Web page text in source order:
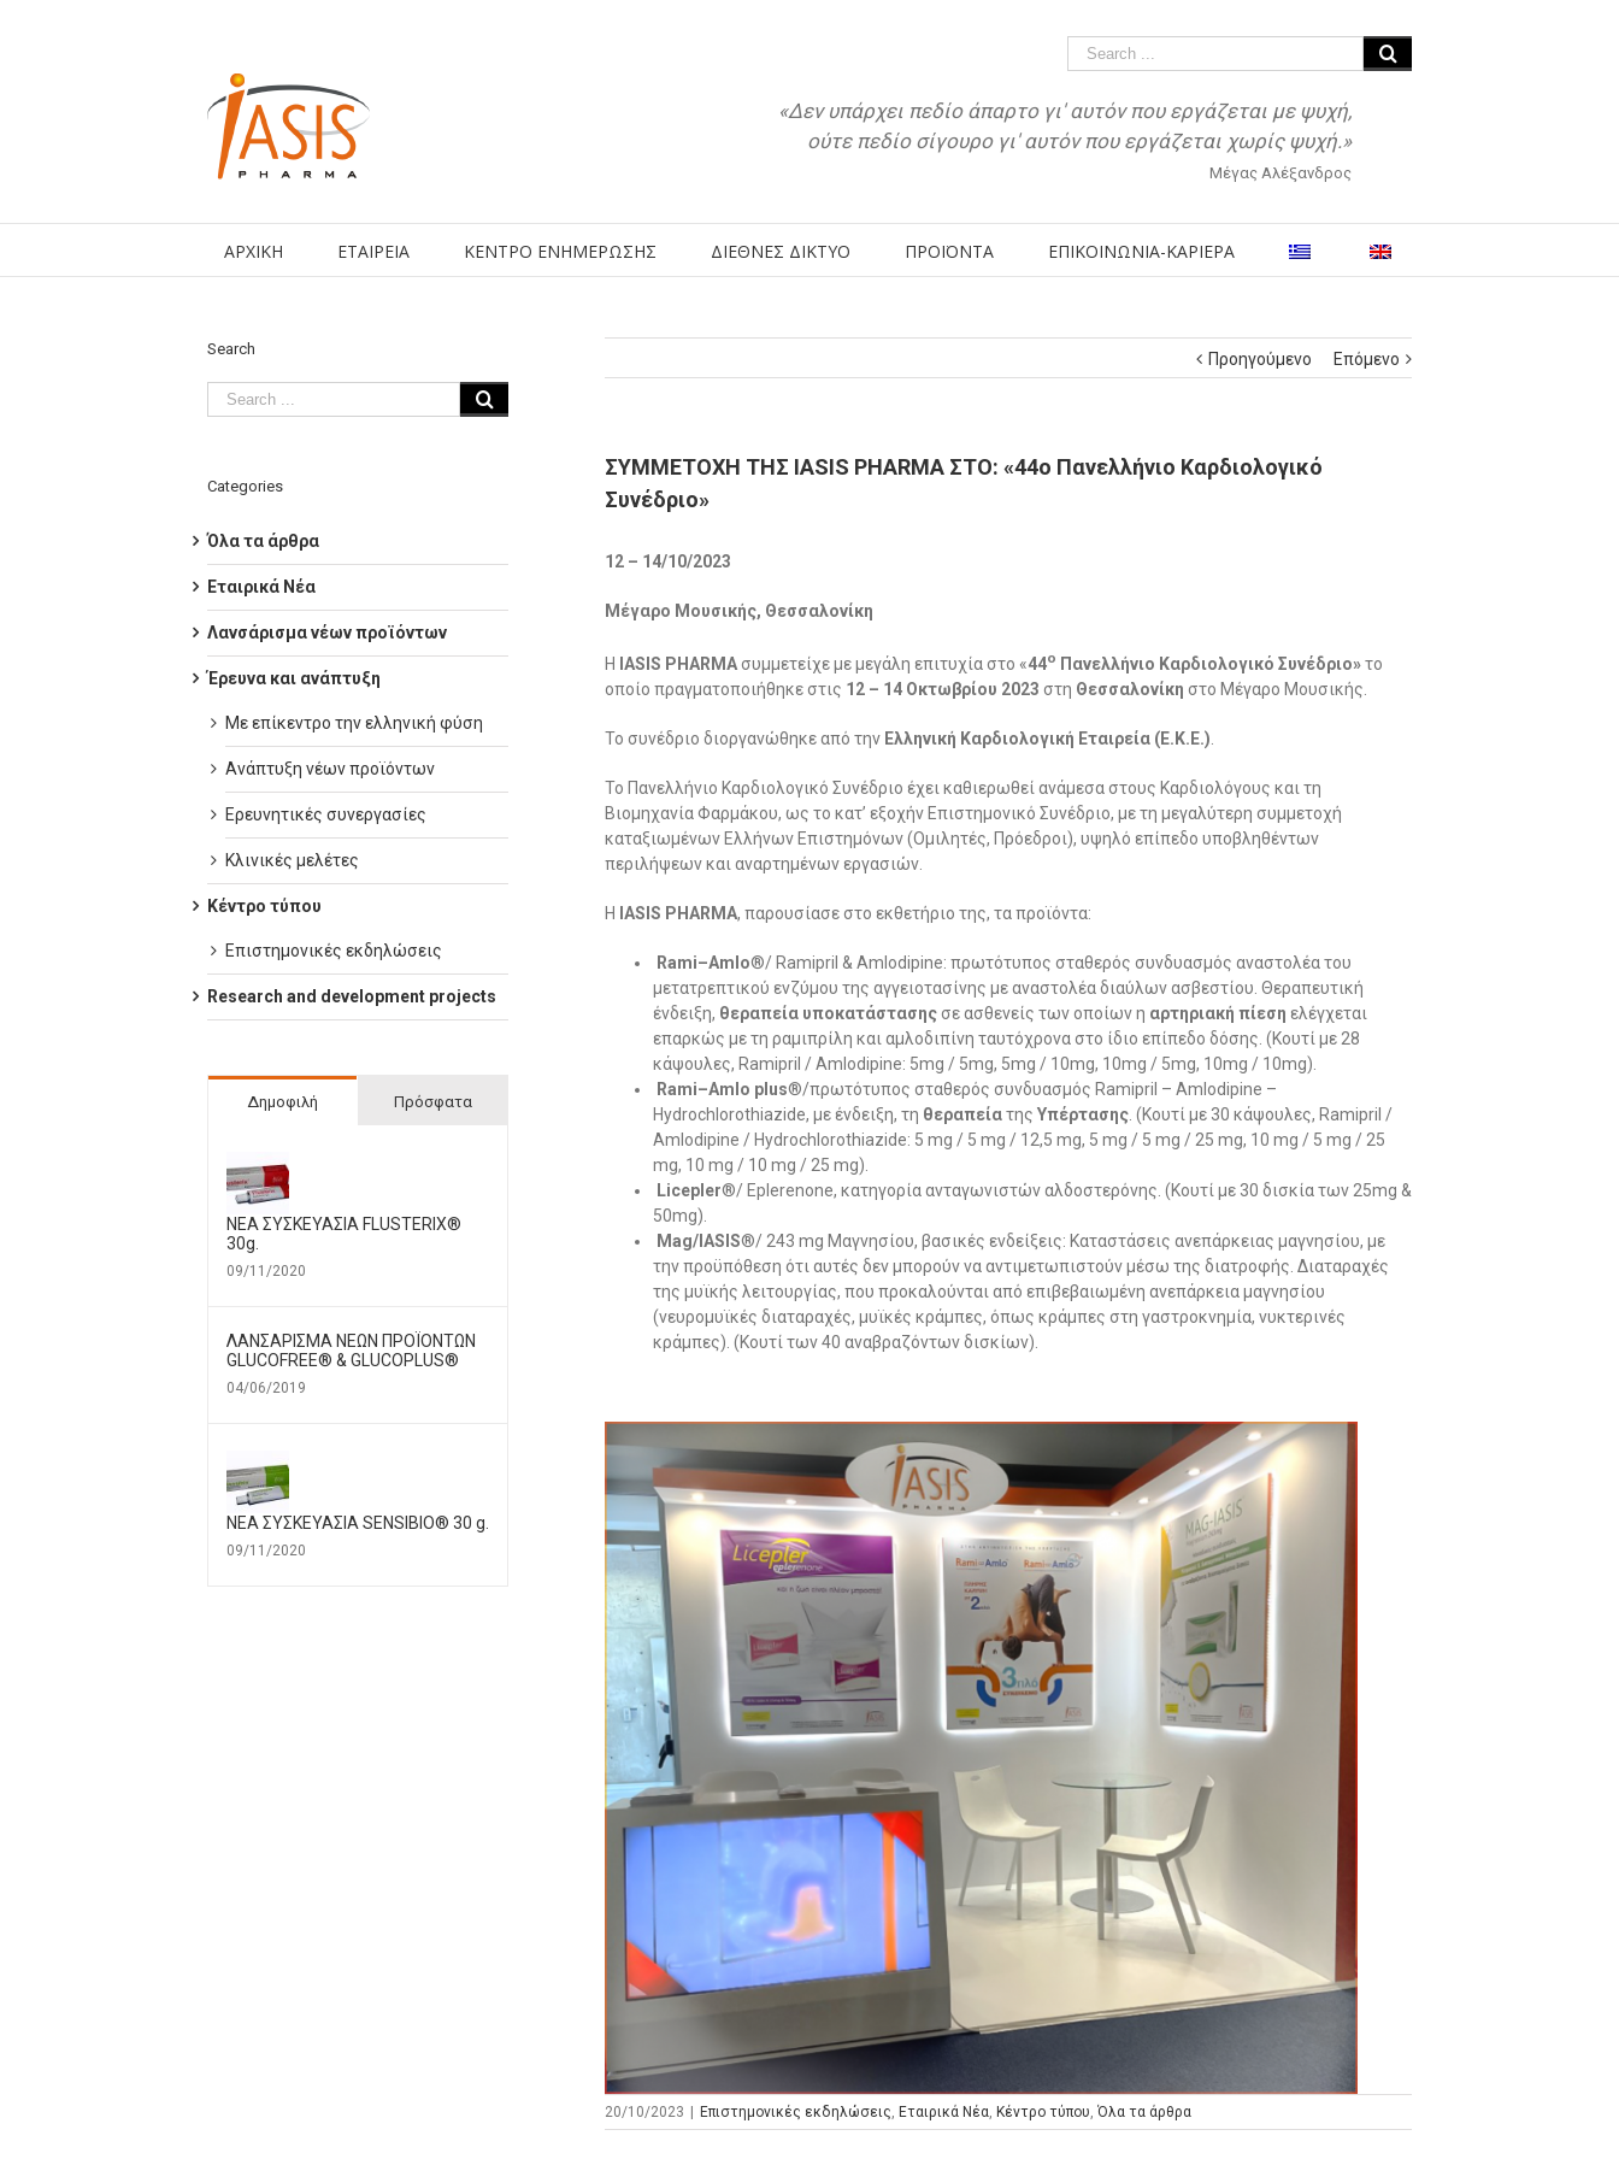
«Δεν υπάρχει πεδίο άπαρτο γι' αυτόν που εργάζεται με ψυχή,
ούτε πεδίο σίγουρο γι' αυτόν που εργάζεται χωρίς ψυχή.»
Μέγας Αλέξανδρος
ΑΡΧΙΚΗ ΕΤΑΙΡΕΙΑ ΚΕΝΤΡΟ ΕΝΗΜΕΡΩΣΗΣ ΔΙΕΘΝΕΣ ΔΙΚΤΥΟ ΠΡΟΪΟΝΤΑ ΕΠΙΚΟΙΝΩΝΙΑ-ΚΑΡΙΕΡΑ
Προηγούμενο Επόμενο
ΣΥΜΜΕΤΟΧΗ THΣ IΑSIS PHARMA ΣΤΟ: «44ο Πανελλήνιο Καρδιολογικό
Συνέδριο»
12 – 14/10/2023
Μέγαρο Μουσικής, Θεσσαλονίκη
Η ΙΑSIS PHARMA συμμετείχε με μεγάλη επιτυχία στο «44ο Πανελλήνιο Καρδιολογικό Συνέδριο»το
οποίο πραγματοποιήθηκε στις 12 – 14 Οκτωβρίου 2023 στη Θεσσαλονίκη στο Μέγαρο Μουσικής.
Το συνέδριο διοργανώθηκε από την Ελληνική Καρδιολογική Εταιρεία (Ε.Κ.Ε.)
Το Πανελλήνιο Καρδιολογικό Συνέδριο έχει καθιερωθεί ανάμεσα στους Καρδιολόγους και τη
Βιομηχανία Φαρμάκου, ως το κατ’ εξοχήν Επιστημονικό Συνέδριο, με τη μεγαλύτερη συμμετοχή
καταξιωμένων Ελλήνων Επιστημόνων (Ομιλητές, Πρόεδροι), υψηλό επίπεδο υποβληθέντων
περιλήψεων και αναρτημένων εργασιών.
Η ΙΑSIS PHARMA, παρουσίασε στο εκθετήριο της, τα προϊόντα:
Rami–Amlo®/ Ramipril & Amlodipine: πρωτότυπος σταθερός συνδυασμός αναστολέα του
μετατρεπτικού ενζύμου της αγγειοτασίνης με αναστολέα διαύλων ασβεστίου. Θεραπευτική
ένδειξη, θεραπεία υποκατάστασης σε ασθενείς των οποίων η αρτηριακή πίεση ελέγχεται
επαρκώς με τη ραμιπρίλη και αμλοδιπίνη ταυτόχρονα στο ίδιο επίπεδο δόσης. (Κουτί με 28
κάψουλες, Ramipril / Amlodipine: 5mg / 5mg, 5mg / 10mg, 10mg / 5mg, 10mg / 10mg).
Rami–Amlo plus®/πρωτότυπος σταθερός συνδυασμός Ramipril – Amlodipine –
Hydrochlorothiazide, με ένδειξη, τη θεραπείατης Υπέρτασης . (Κουτί με 30 κάψουλες, Ramipril /
Amlodipine / Hydrochlorothiazide: 5 mg / 5 mg / 12,5 mg, 5 mg / 5 mg / 25 mg, 10 mg / 5 mg / 25
mg, 10 mg / 10 mg / 25 mg).
Licepler®/ Eplerenone, κατηγορία ανταγωνιστών αλδοστερόνης. (Κουτί με 30 δισκία των 25mg &
50mg).
Mag/ IASIS®/ 243 mg Μαγνησίου, βασικές ενδείξεις: Καταστάσεις ανεπάρκειας μαγνησίου, με
την προϋπόθεση ότι αυτές δεν μπορούν να αντιμετωπιστούν μέσω της διατροφής. Διαταραχές
της μυϊκής λειτουργίας, που προκαλούνται από επιβεβαιωμένη ανεπάρκεια μαγνησίου
(νευρομυϊκές διαταραχές, μυϊκές κράμπες, όπως κράμπες στη γαστροκνημία, νυκτερινές
κράμπες). (Κουτί των 40 αναβραζόντων δισκίων).
20/10/2023 Επιστημονικές εκδηλώσεις, Εταιρικά Νέα, Κέντρο τύπου, Όλα τα άρθρα
Search
Categories
Όλα τα άρθρα
Εταιρικά Νέα
Λανσάρισμα νέων προϊόντων
Έρευνα και ανάπτυξη
Με επίκεντρο την ελληνική φύση
Ανάπτυξη νέων προϊόντων
Ερευνητικές συνεργασίες
Κλινικές μελέτες
Κέντρο τύπου
Επιστημονικές εκδηλώσεις
Research and development projects
Δημοφιλή Πρόσφατα
ΝΕΑ ΣΥΣΚΕΥΑΣΙΑ FLUSTERIX®
30g.
09/11/2020
ΛΑΝΣΑΡΙΣΜΑ ΝΕΩΝ ΠΡΟΪΟΝΤΩΝ
GLUCOFREE® & GLUCOPLUS®
04/06/2019
ΝΕΑ ΣΥΣΚΕΥΑΣΙΑ SENSIBIO® 30 g.
09/11/2020